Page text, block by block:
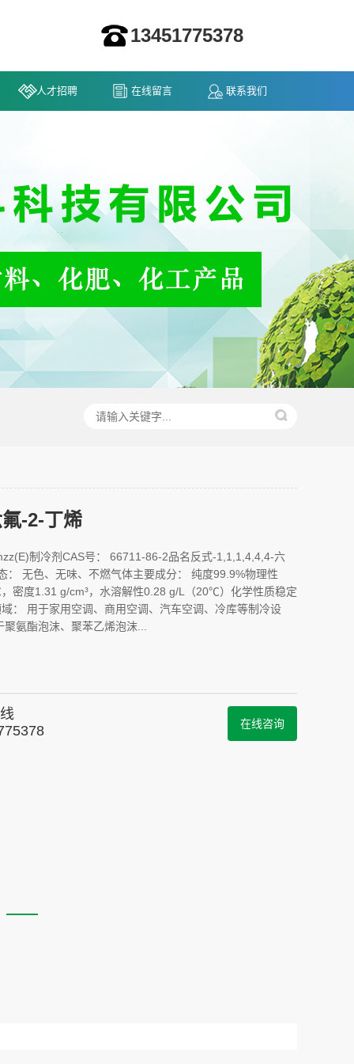
13451775378
人才招聘 在线留言 联系我们
-2-丁烯
制冷剂CAS号： 66711-86-2品名反式-1,1,1,4,4,4-六
： 无色、无味、不燃气体主要成分： 纯度99.9%物理性
密度1.31 g/cm³，水溶解性0.28 g/L（20℃）化学性质稳定
： 用于家用空调、商用空调、汽车空调、冷库等制冷设
氨酯泡沫、聚苯乙烯泡沫...
在线咨询